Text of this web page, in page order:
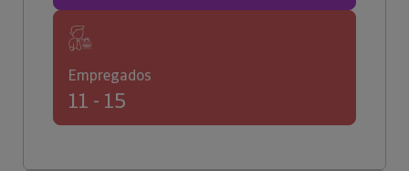
Empregados
11 - 15